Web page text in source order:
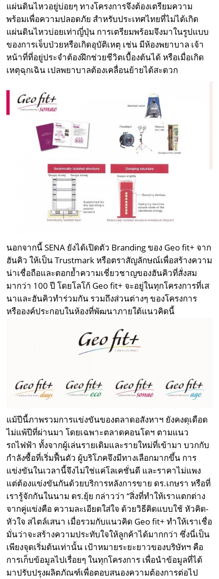
แผ่นดินไหวอยู่บ่อยๆ ทางโครงการจึงต้องเตรียมความ
พร้อมเพื่อความปลอดภัย สำหรับประเทศไทยที่ไม่ได้เกิด
แผ่นดินไหวบ่อยเท่าญี่ปุ่น การเตรียมพร้อมจึงมาในรูปแบบ
ของการเจ็บป่วยหรือเกิดอุบัติเหตุ เช่น มีห้องพยาบาล เจ้า
หน้าที่ที่อยู่ประจำต้องฝึกช่วยชีวิตเบื้องต้นได้ หรือเมื่อเกิด
เหตุฉุกเฉิน เปลพยาบาลต้องเคลื่อนย้ายได้สะดวก
นอกจากนี้ SENA ยังได้เปิดตัว Branding ของ Geo fit+ จาก
ฮันคิว ให้เป็น Trustmark หรือตราสัญลักษณ์เพื่อสร้างความ
น่าเชื่อถือและตอกย้ำความเชี่ยวชาญของฮันคิวที่สั่งสม
มากว่า 100 ปี โดยโลโก้ Geo fit+ จะอยู่ในทุกโครงการที่เส
นาและฮันคิวทำร่วมกัน รวมถึงส่วนต่างๆ ของโครงการ
หรือองค์ประกอบในห้องที่พัฒนาภายใต้แนวคิดนี้
แม้ปีนี้ภาพรวมการแข่งขันของตลาดอสังหาฯ ยังคงดุเดือด
ไม่แพ้ปีที่ผ่านมา โดยเฉพาะตลาดคอนโดฯ ตามแนว
รถไฟฟ้า ทั้งจากผู้เล่นรายเดิมและรายใหม่ที่เข้ามา บวกกับ
กำลังซื้อที่เริ่มฟื้นตัว ผู้บริโภคจึงมีทางเลือกมากขึ้น การ
แข่งขันในเวลานี้จึงไม่ใช่แค่โลเคชั่นดี และราคาไม่แพง
แต่ต้องแข่งขันกันด้วยบริการหลังการขาย ดร.เกษรา หรือที่
เรารู้จักกันในนาม ดร.ยุ้ย กล่าวว่า “สิ่งที่ทำให้เราแตกต่าง
จากคู่แข่งคือ ความละเอียดใส่ใจ ด้วยวิธีคิดแบบใช้ หัวคิด-
หัวใจ สไตล์เสนา เมื่อรวมกับแนวคิด Geo fit+ ทำให้เราเชื่อ
มั่นว่าจะสร้างความประทับใจให้ลูกค้าได้มากกว่า ซึ่งนี่เป็น
เพียงจุดเริ่มต้นเท่านั้น เป้าหมายระยะยาวของบริษัทฯ คือ
การเก็บข้อมูลไปเรื่อยๆ ในทุกโครงการ เพื่อนำข้อมูลที่ได้
มาปรับปรุงผลิตภัณฑ์เพื่อตอบสนองความต้องการต่อไป